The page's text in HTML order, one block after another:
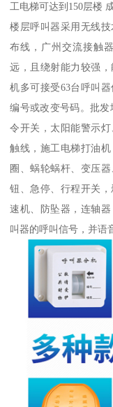
工电梯可达到150层楼
楼层呼叫器采用无线
布线，广州交流接触
远，且绕射能力较强
机多可接受63台呼叫
编号或改变号码。批
令开关，太阳能警示
触线，施工电梯打油
圈、蜗轮蜗杆、变压
钮、急停、行程开关
速机、防坠器，连轴
叫器的呼叫信号，并语